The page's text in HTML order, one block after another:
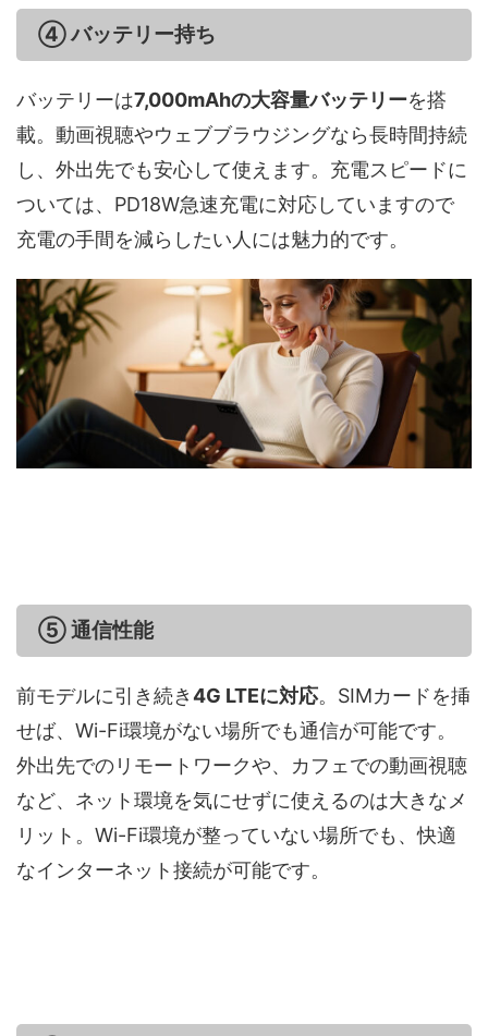
④ バッテリー持ち
バッテリーは7,000mAhの大容量バッテリーを搭
載。動画視聴やウェブブラウジングなら長時間持続
し、外出先でも安心して使えます。充電スピードに
ついては、PD18W急速充電に対応していますので
充電の手間を減らしたい人には魅力的です。
⑤ 通信性能
前モデルに引き続き4G LTEに対応。SIMカードを挿
せば、Wi-Fi環境がない場所でも通信が可能です。
外出先でのリモートワークや、カフェでの動画視聴
など、ネット環境を気にせずに使えるのは大きなメ
リット。Wi-Fi環境が整っていない場所でも、快適
なインターネット接続が可能です。